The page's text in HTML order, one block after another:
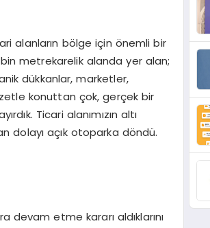
alanların bölge için önemli bir
metrekarelik alanda yer alan;
dükkanlar, marketler,
konuttan çok, gerçek bir
Ticari alanımızın altı
dolayı açık otoparka döndü.
devam etme kararı aldıklarını